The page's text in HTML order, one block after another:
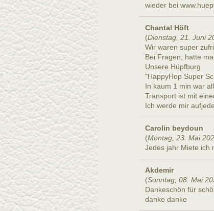
wieder bei
Chantal Höft
(Dienstag, 21. Juni
Wir waren super
Bei Fragen, hatte
Unsere Hüpfburg
"HappyHop Super
In kaum 1 min war
Transport ist mit
Ich werde mir
Carolin beydoun
(Montag, 23. Mai
Jedes jahr Miete ich
Akdemir
(Sonntag, 08. Mai
Dankeschön für
danke danke